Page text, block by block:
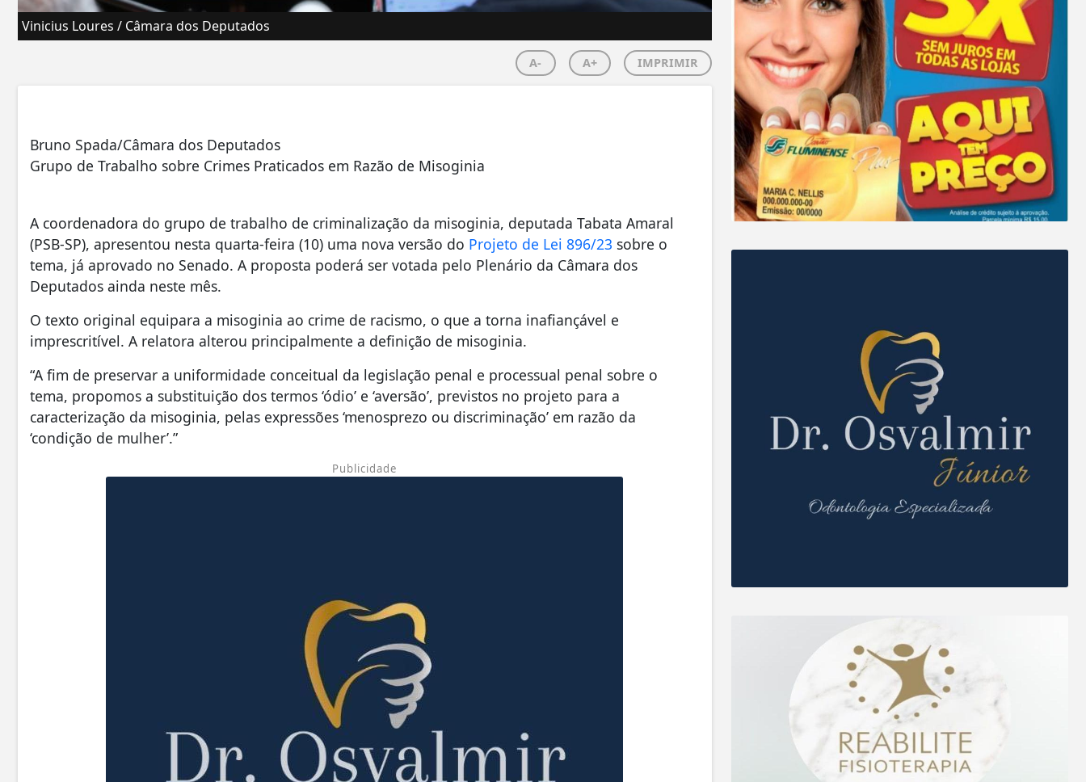
Vinicius Loures / Câmara dos Deputados
A- A+ IMPRIMIR
Bruno Spada/Câmara dos Deputados
Grupo de Trabalho sobre Crimes Praticados em Razão de Misoginia
A coordenadora do grupo de trabalho de criminalização da misoginia, deputada Tabata Amaral
(PSB-SP), apresentou nesta quarta-feira (10) uma nova versão do Projeto de Lei 896/23 sobre o
tema, já aprovado no Senado. A proposta poderá ser votada pelo Plenário da Câmara dos
Deputados ainda neste mês.
O texto original equipara a misoginia ao crime de racismo, o que a torna inafiançável e
imprescritível. A relatora alterou principalmente a definição de misoginia.
“A fim de preservar a uniformidade conceitual da legislação penal e processual penal sobre o
tema, propomos a substituição dos termos ‘ódio’ e ‘aversão’, previstos no projeto para a
caracterização da misoginia, pelas expressões ‘menosprezo ou discriminação’ em razão da
‘condição de mulher’.”
Publicidade